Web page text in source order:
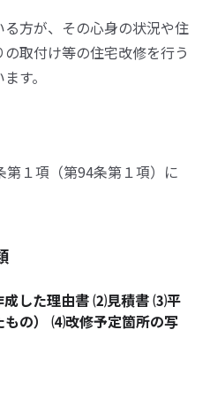
方が、その心身の状況や住
取付け等の住宅改修を行う
す。
１項（第94条第１項）に
した理由書 ⑵見積書 ⑶平
もの） ⑷改修予定箇所の写